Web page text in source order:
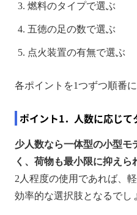
燃料のタイプで選ぶ
五徳の足の数で選ぶ
点火装置の有無で選ぶ
各ポイントを1つずつ順番
ポイント1．人数に応じて
少人数なら一体型の小型モ
く、荷物も最小限に抑えら
2人程度の使用であれば、
効率的な選択肢となるでし